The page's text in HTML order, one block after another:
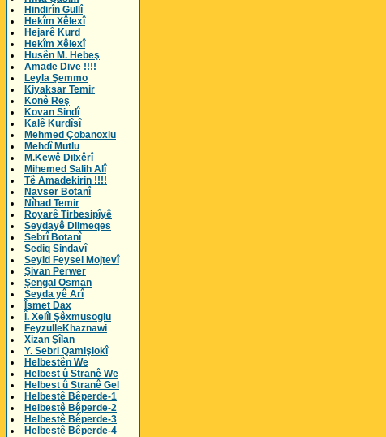
Hindirîn Gullî
Hekîm Xêlexî
Hejarê Kurd
Hekîm Xêlexî
Husên M. Hebeş
Amade Dive !!!!
Leyla Şemmo
Kiyaksar Temir
Konê Reş
Kovan Sindî
Kalê Kurdîsî
Mehmed Çobanoxlu
Mehdî Mutlu
M.Kewê Dilxêrî
Mihemed Salih Alî
Tê Amadekirin !!!!
Navser Botanî
Nîhad Temir
Royarê Tirbesipîyê
Seydayê Dilmeqes
Sebrî Botanî
Sediq Sindavî
Seyid Feysel Mojtevî
Şivan Perwer
Şengal Osman
Seyda yê Arî
Îsmet Dax
Î. Xelîl Şêxmusoglu
FeyzulleKhaznawi
Xizan Şîlan
Y. Sebri Qamişlokî
Helbestên We
Helbest û Stranê We
Helbest û Stranê Gel
Helbestê Bêperde-1
Helbestê Bêperde-2
Helbestê Bêperde-3
Helbestê Bêperde-4